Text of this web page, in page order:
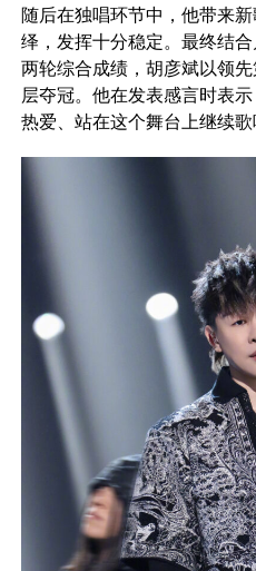
随后在独唱环节中，他带来
绎，发挥十分稳定。最终结
两轮综合成绩，胡彦斌以领
层夺冠。他在发表感言时表
热爱、站在这个舞台上继续